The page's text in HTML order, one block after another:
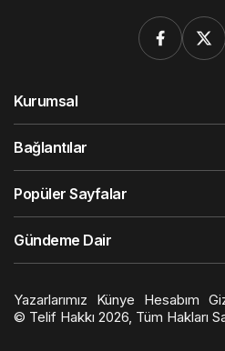
Kurumsal
Bağlantılar
Popüler Sayfalar
Gündeme Dair
Yazarlarımız Künye Hesabım
© Telif Hakkı 2026, Tüm Hakları